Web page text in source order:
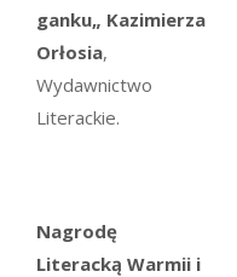
ganku„ Kazimierza
Orłosia,
Wydawnictwo
Literackie.
Nagrodę
Literacką Warmii i